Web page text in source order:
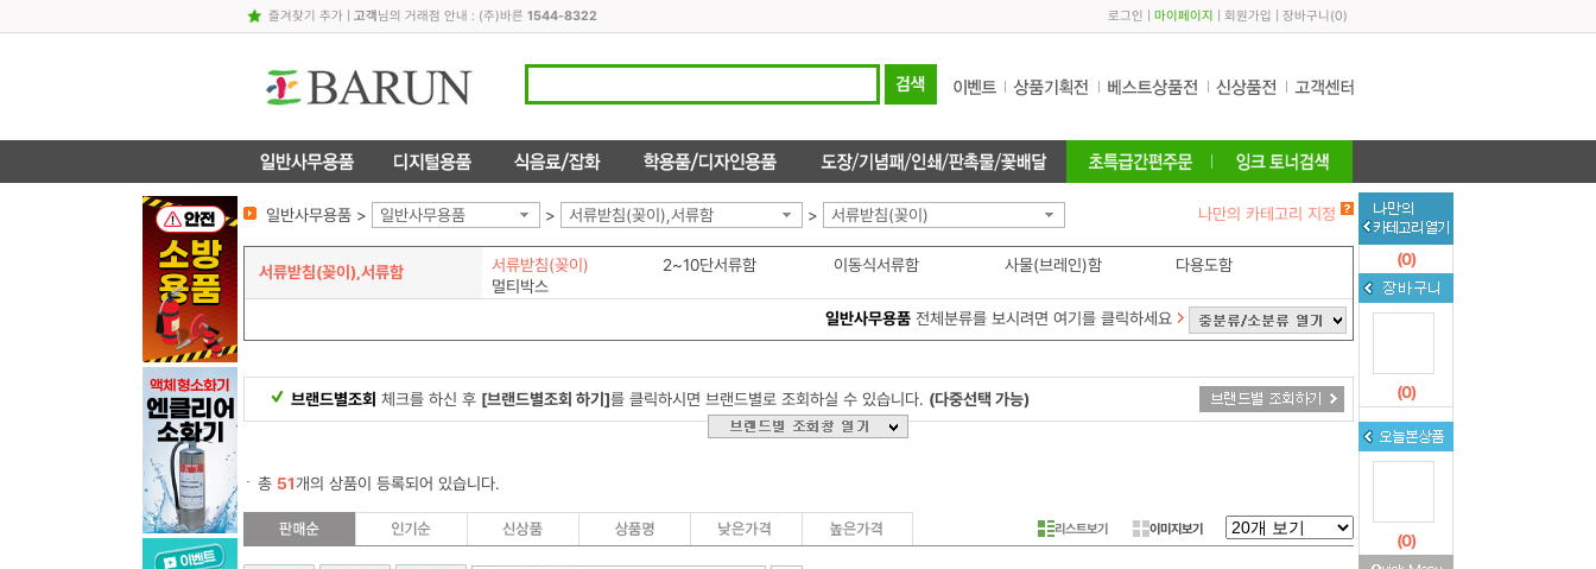
즐겨찾기 추가| 고객님의 거래점 안내 : (주)바른 1544-8322 로그인 마이페이지 회원가입 장바구니 (0)
일반사무용품 > 일반사무용품 > 서류받침(꽂이),서류함 > 서류받침(꽂이) 나만의 카테고리 지정
서류받침(꽂이),서류함 서류받침(꽂이) 2~10단서류함 이동식서류함 사물(브레인)함
다용도함
멀티박스
일반사무용품전체분류를 보시려면 여기를 클릭하세요
브랜드별조회 체크를 하신 후 [브랜드별조회 하기]를 클릭하시면 브랜드별로 조회하실 수 있습니다. (다중선택 가능)
총 51개의 상품이 등록되어 있습니다.
리스트보기 이미지보기
(0)
(0)
(0)